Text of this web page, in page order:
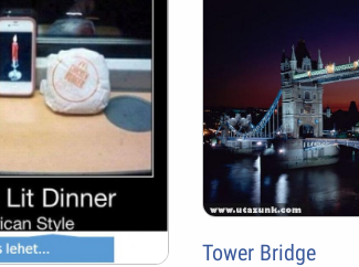
Tower Bridge